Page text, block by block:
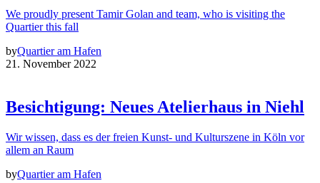
We proudly present Tamir Golan and team, who is visiting the
Quartier this fall
byQuartier am Hafen
21. November 2022
Besichtigung: Neues Atelierhaus in Niehl
Wir wissen, dass es der freien Kunst- und Kulturszene in Köln vor
allem an Raum
byQuartier am Hafen